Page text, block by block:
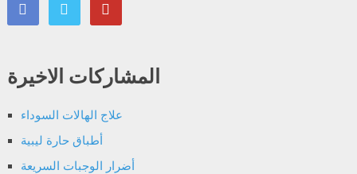
المشاركات الاخيرة
علاج الهالات السوداء
أطباق حارة ليبية
أضرار الوجبات السريعة